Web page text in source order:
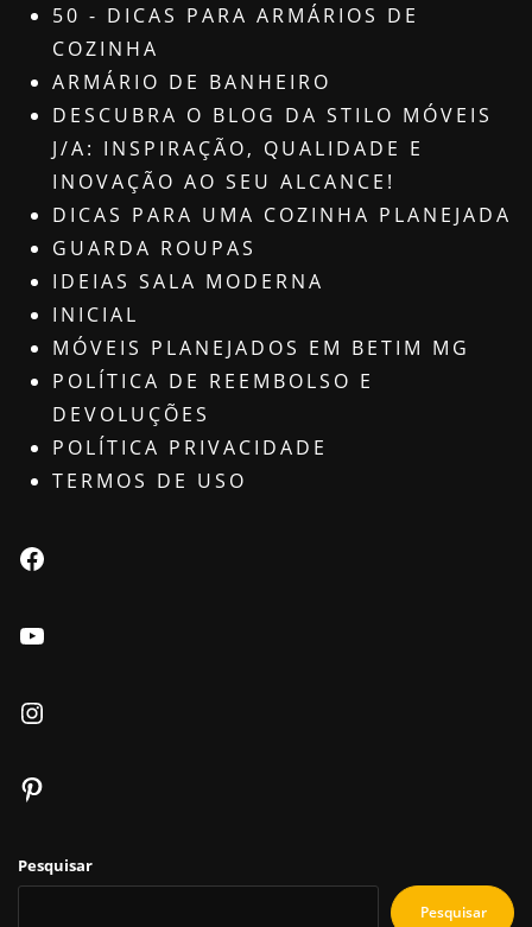
50 - DICAS PARA ARMÁRIOS DE
COZINHA
ARMÁRIO DE BANHEIRO
DESCUBRA O BLOG DA STILO MÓVEIS
J/A: INSPIRAÇÃO, QUALIDADE E
INOVAÇÃO AO SEU ALCANCE!
DICAS PARA UMA COZINHA PLANEJADA
GUARDA ROUPAS
IDEIAS SALA MODERNA
INICIAL
MÓVEIS PLANEJADOS EM BETIM MG
POLÍTICA DE REEMBOLSO E
DEVOLUÇÕES
POLÍTICA PRIVACIDADE
TERMOS DE USO
Pesquisar
Pesquisar